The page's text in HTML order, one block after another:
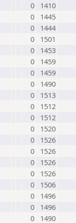
0
1410
0
1445
0
1444
0
1501
0
1453
0
1459
0
1459
0
1490
0
1513
0
1512
0
1512
0
1520
0
1526
0
1526
0
1526
0
1526
0
1506
0
1496
0
1496
0
1490